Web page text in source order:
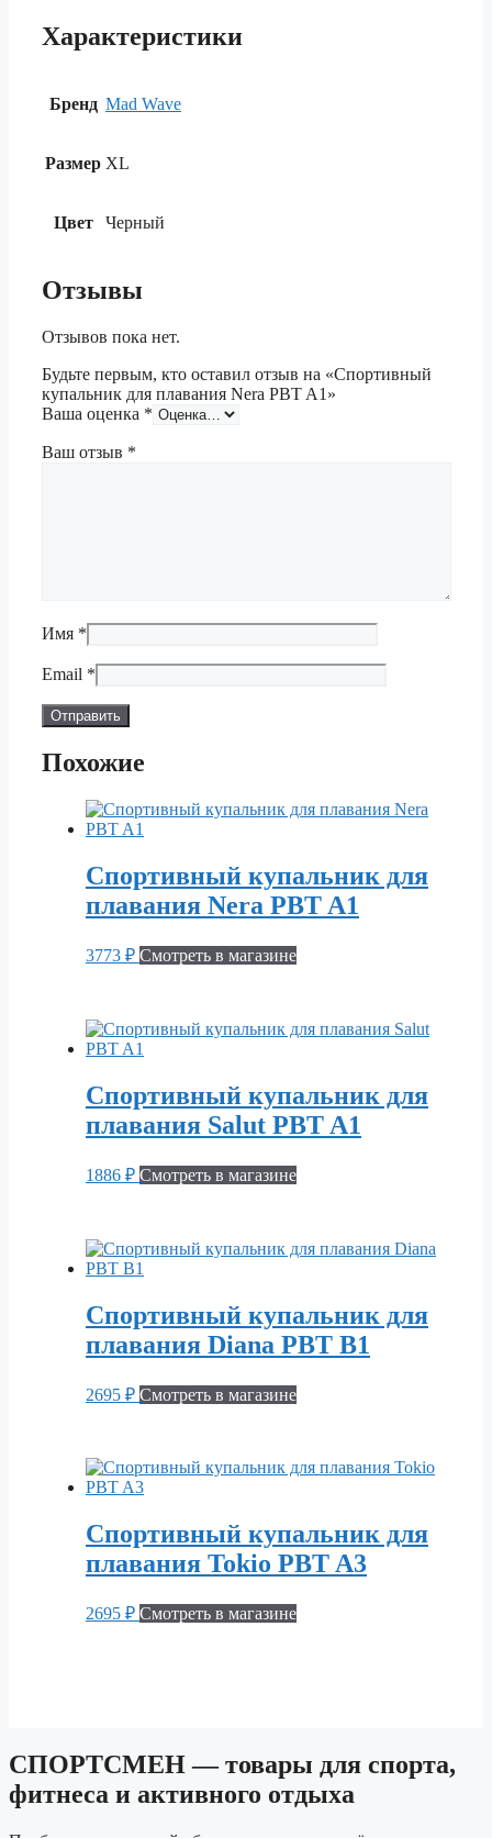
Характеристики
Бренд Mad Wave
Размер XL
Цвет Черный
Отзывы
Отзывов пока нет.
Будьте первым, кто оставил отзыв на «Спортивный
купальник для плавания Nera PBT A1»
Ваша оценка *
Ваш отзыв *
Имя *
Email *
Похожие
Спортивный купальник для
плавания Nera PBT A1
3773 ₽ Смотреть в магазине
Спортивный купальник для
плавания Salut PBT A1
1886 ₽ Смотреть в магазине
Спортивный купальник для
плавания Diana PBT B1
2695 ₽ Смотреть в магазине
Спортивный купальник для
плавания Tokio PBT A3
2695 ₽ Смотреть в магазине
СПОРТСМЕН — товары для спорта,
фитнеса и активного отдыха